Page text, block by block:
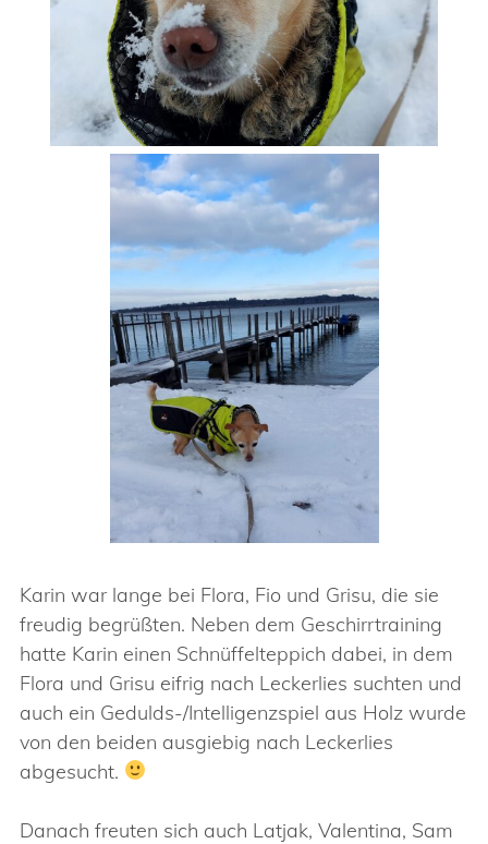
Karin war lange bei Flora, Fio und Grisu, die sie
freudig begrüßten. Neben dem Geschirrtraining
hatte Karin einen Schnüffelteppich dabei, in dem
Flora und Grisu eifrig nach Leckerlies suchten und
auch ein Gedulds-/Intelligenzspiel aus Holz wurde
von den beiden ausgiebig nach Leckerlies
abgesucht.
Danach freuten sich auch Latjak, Valentina, Sam